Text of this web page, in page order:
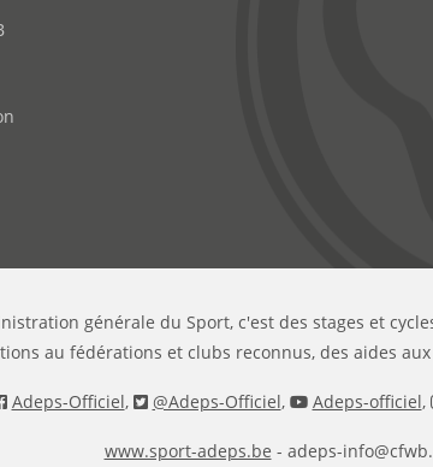
générale du Sport, c'est des stages et
au fédérations et clubs reconnus, des aides
Adeps-Officiel, @Adeps-Officiel, Adeps-officiel,
www.sport-adeps.be - adeps-